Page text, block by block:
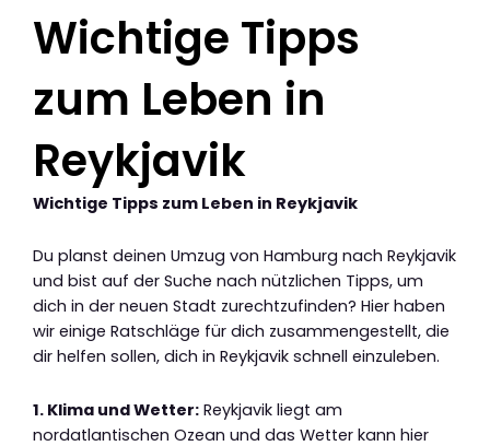
Wichtige Tipps
zum Leben in
Reykjavik
Wichtige Tipps zum Leben in Reykjavik
Du planst deinen Umzug von Hamburg nach Reykjavik
und bist auf der Suche nach nützlichen Tipps, um
dich in der neuen Stadt zurechtzufinden? Hier haben
wir einige Ratschläge für dich zusammengestellt, die
dir helfen sollen, dich in Reykjavik schnell einzuleben.
1. Klima und Wetter: Reykjavik liegt am
nordatlantischen Ozean und das Wetter kann hier